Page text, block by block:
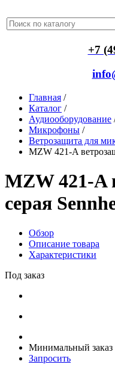
+7
Главная /
Каталог /
Аудиооборудование
Микрофоны /
Ветрозащита для
MZW 421-A
MZW 421-A
серая
Обзор
Описание товара
Характеристики
Под заказ
Минимальный заказ
Запросить